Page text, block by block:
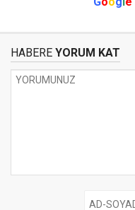
HABERE YORUM KAT